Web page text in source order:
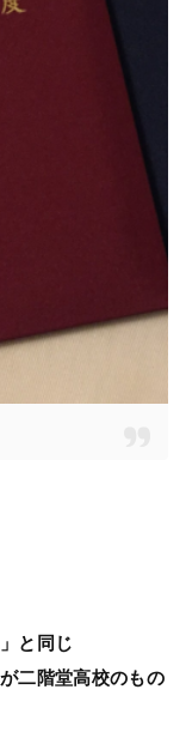
と同じ
二階堂高校のもの